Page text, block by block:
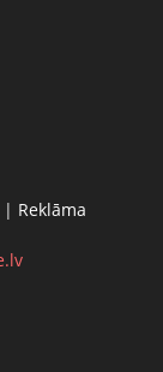
| Reklāma